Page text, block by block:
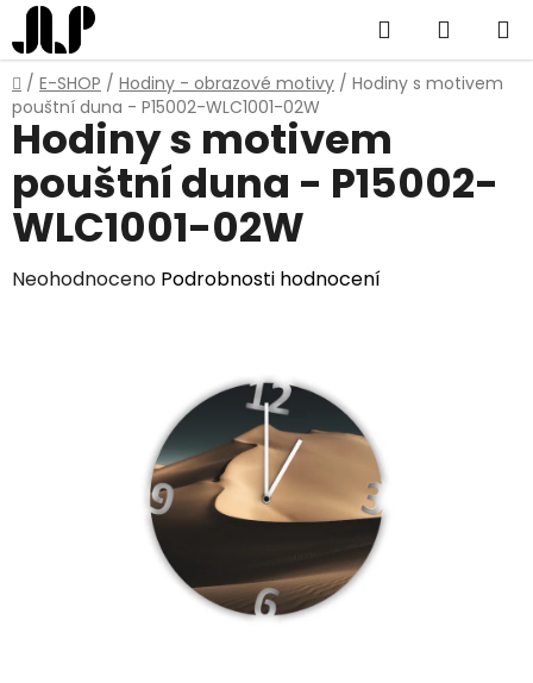
Přejít
na
obsah
Hledat
KOŠÍK
Domů
/ E-SHOP / Hodiny - obrazové motivy / Hodiny s motivem
pouštní duna - P15002-WLC1001-02W
Hodiny s motivem
pouštní duna - P15002-
WLC1001-02W
Průměrné
Neohodnoceno Podrobnosti hodnocení